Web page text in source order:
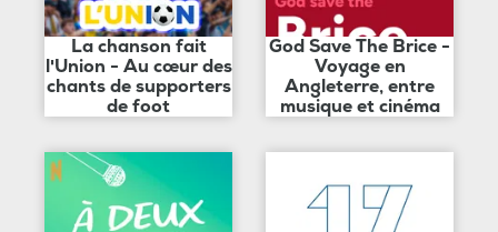
La chanson fait
l'Union - Au cœur des
chants de supporters
de foot
God Save The Brice -
Voyage en
Angleterre, entre
musique et cinéma